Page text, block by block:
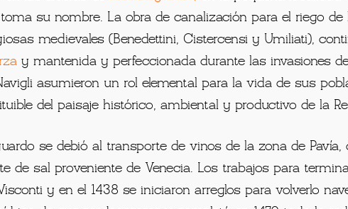
en las afueras de Abbiategrasso, en la pequeña localidad
su nombre. La obra de canalización para el riego de
y mantenida y perfeccionada durante las invasiones
asumieron un rol elemental para la vida de sus
del paisaje histórico, ambiental y productivo de la